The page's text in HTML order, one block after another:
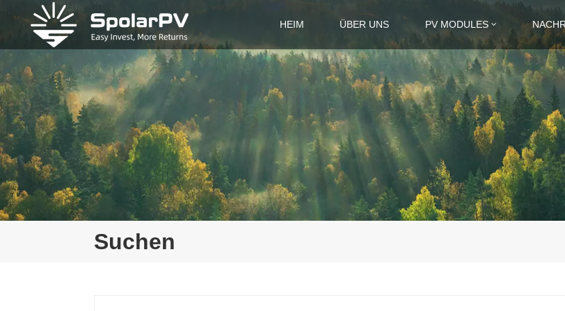
HEIM ÜBER UNS PV MODULES
Suchen